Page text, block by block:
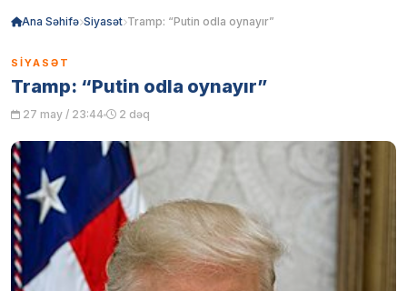
Ana Səhifə Siyasət Tramp: “Putin odla oynayır”
SIYASƏT
Tramp: “Putin odla oynayır”
27 may / 23:44 2 dəq